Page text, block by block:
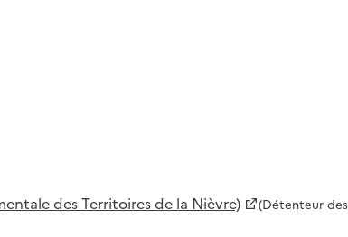
des Territoires de la Nièvre)
(Détenteur